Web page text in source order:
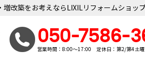
改築をお考えならLIXILリフォームショッ
050-7586-
営業時間：8:00～17:00 定休日：第2/第4土曜